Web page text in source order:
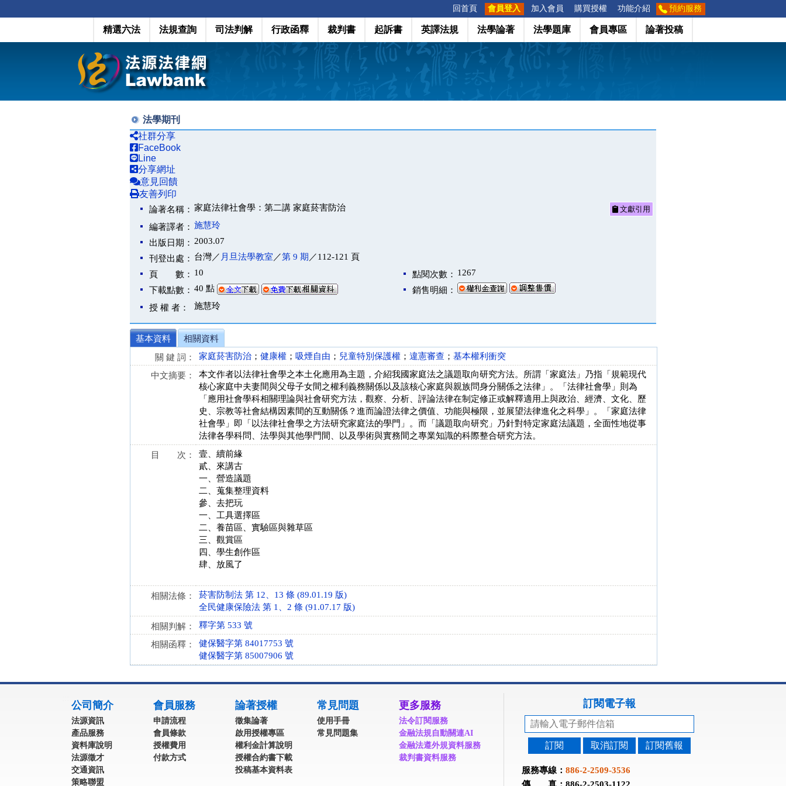
回首頁 會員登入 加入會員 購買授權 功能介紹 預約服務
精選六法 法規查詢 司法判解 行政函釋 裁判書 起訴書 英譯法規 法學論著 法學題庫 會員專區 論著投稿
法學期刊
社群分享
FaceBook
Line
分享網址
意見回饋
友善列印
論著名稱： 家庭法律社會學：第二講 家庭菸害防治 文獻引用
編著譯者： 施慧玲
出版日期： 2003.07
刊登出處： 台灣／ 月旦法學教室 ／第 9 期 ／112-121 頁
頁 數： 10 點閱次數： 1267
下載點數： 40 點
銷售明細：
授 權 者：
施慧玲
基本資料
相關資料
關 鍵 詞：
家庭菸害防治 ； 健康權 ； 吸煙自由 ； 兒童特別保護權 ； 違憲審查 ； 基本權利衝突
中文摘要：
本文作者以法律社會學之本土化應用為主題，介紹我國家庭法之議題取向研究方法。所謂「家庭法」乃指「規範現代
核心家庭中夫妻間與父母子女間之權利義務關係以及該核心家庭與親族問身分關係之法律」。「法律社會學」則為
「應用社會學科相關理論與社會研究方法，觀察、分析、評論法律在制定修正或解釋適用上與政治、經濟、文化、歷
史、宗教等社會結構因素間的互動關係？進而論證法律之價值、功能與極限，並展望法律進化之科學」。「家庭法律
社會學」即「以法律社會學之方法研究家庭法的學門」。而「議題取向研究」乃針對特定家庭法議題，全面性地從事
法律各學科問、法學與其他學門間、以及學術與實務間之專業知識的科際整合研究方法。
目 次：
壹、續前緣
貳、來講古
一、營造議題
二、蒐集整理資料
參、去把玩
一、工具選擇區
二、養苗區、實驗區與雜草區
三、觀賞區
四、學生創作區
肆、放風了
相關法條：
菸害防制法 第 12、13 條 (89.01.19 版)
全民健康保險法 第 1、2 條 (91.07.17 版)
相關判解： 釋字第 533 號
相關函釋：
健保醫字第 84017753 號
健保醫字第 85007906 號
公司簡介
法源資訊
產品服務
資料庫說明
法源徵才
交通資訊
策略聯盟
會員服務
申請流程
會員條款
授權費用
付款方式
論著授權
徵集論著
啟用授權專區
權利金計算說明
授權合約書下載
投稿基本資料表
常見問題
使用手冊
常見問題集
更多服務
法令訂閱服務
金融法規自動關連AI
金融法遵外規資料服務
裁判書資料服務
訂閱電子報
訂閱 取消訂閱 訂閱舊報
服務專線： 886-2-2509-3536